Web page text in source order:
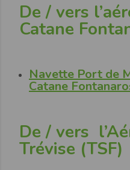
De / vers
Catane
Navette Port de
Catane
De / vers
Trévise (TSF)